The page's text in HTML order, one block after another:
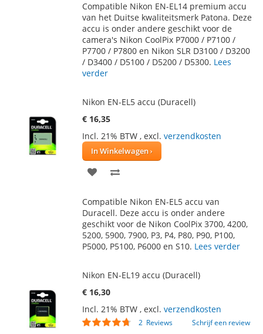
AAN
VERLANGLIJST
TE
VERGELIJKEN
Compatible Nikon EN-EL14 premium accu
van het Duitse kwaliteitsmerk Patona. Deze
accu is onder andere geschikt voor de
camera's Nikon CoolPix P7000 / P7100 /
P7700 / P7800 en Nikon SLR D3100 / D3200
/ D3400 / D5100 / D5200 / D5300. Lees
verder
Nikon EN-EL5 accu (Duracell)
€ 16,35
Incl. 21% BTW , excl. verzendkosten
In Winkelwagen
VOEG
AAN
VERLANGLIJST
TE
VERGELIJKEN
Compatible Nikon EN-EL5 accu van
Duracell. Deze accu is onder andere
geschikt voor de Nikon CoolPix 3700, 4200,
5200, 5900, 7900, P3, P4, P80, P90, P100,
P5000, P5100, P6000 en S10. Lees verder
Nikon EN-EL19 accu (Duracell)
€ 16,30
Incl. 21% BTW , excl. verzendkosten
Waardering:
2 Reviews Schrijf een review